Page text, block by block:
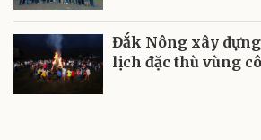
Đắk Nông xây
lịch đặc thù vùng